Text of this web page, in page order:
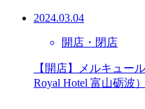
2024.03.04
開店・閉店
【開店】メルキュー
Royal Hotel 富山砺波